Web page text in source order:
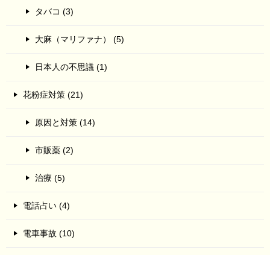
タバコ (3)
大麻（マリファナ） (5)
日本人の不思議 (1)
花粉症対策 (21)
原因と対策 (14)
市販薬 (2)
治療 (5)
電話占い (4)
電車事故 (10)